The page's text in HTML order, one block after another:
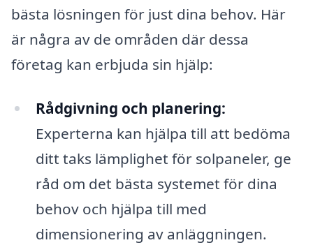
bästa lösningen för just dina behov. Här
är några av de områden där dessa
företag kan erbjuda sin hjälp:
Rådgivning och planering:
Experterna kan hjälpa till att bedöma
ditt taks lämplighet för solpaneler, ge
råd om det bästa systemet för dina
behov och hjälpa till med
dimensionering av anläggningen.